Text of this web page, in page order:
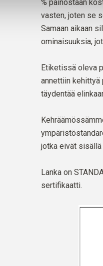
% painostaan
vasten, joten se
Samaan aikaan
ominaisuuksia,
Etiketissä oleva
annettiin
täydentää
jotka eivät
Lanka on
sertifikaatti.